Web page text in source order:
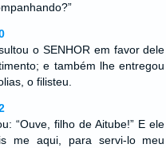
o SENHOR em favor dele
e também lhe entregou
o filisteu.
“Ouve, filho de Aitube!” E ele
me aqui, para servi-lo meu